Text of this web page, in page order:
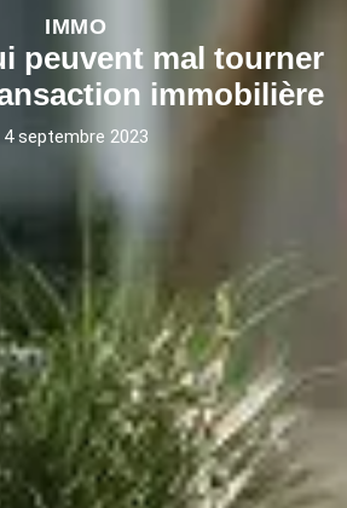
IMMO
peuvent mal tourner
immobilière
4 septembre 2023